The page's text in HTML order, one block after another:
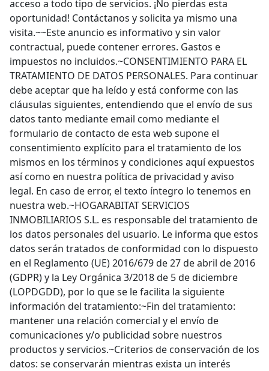
acceso a todo tipo de servicios. ¡No pierdas esta
oportunidad! Contáctanos y solicita ya mismo una
visita.~~Este anuncio es informativo y sin valor
contractual, puede contener errores. Gastos e
impuestos no incluidos.~CONSENTIMIENTO PARA EL
TRATAMIENTO DE DATOS PERSONALES. Para continuar
debe aceptar que ha leído y está conforme con las
cláusulas siguientes, entendiendo que el envío de sus
datos tanto mediante email como mediante el
formulario de contacto de esta web supone el
consentimiento explícito para el tratamiento de los
mismos en los términos y condiciones aquí expuestos
así como en nuestra política de privacidad y aviso
legal. En caso de error, el texto íntegro lo tenemos en
nuestra web.~HOGARABITAT SERVICIOS
INMOBILIARIOS S.L. es responsable del tratamiento de
los datos personales del usuario. Le informa que estos
datos serán tratados de conformidad con lo dispuesto
en el Reglamento (UE) 2016/679 de 27 de abril de 2016
(GDPR) y la Ley Orgánica 3/2018 de 5 de diciembre
(LOPDGDD), por lo que se le facilita la siguiente
información del tratamiento:~Fin del tratamiento:
mantener una relación comercial y el envío de
comunicaciones y/o publicidad sobre nuestros
productos y servicios.~Criterios de conservación de los
datos: se conservarán mientras exista un interés